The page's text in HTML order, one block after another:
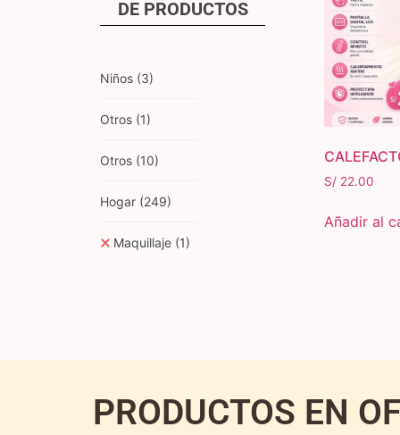
DEPRODUCTOS
Niños (3)
Otros (1)
Otros (10)
Hogar (249)
Maquillaje (1)
S/22.00
Añadir al
PRODUCTOS EN